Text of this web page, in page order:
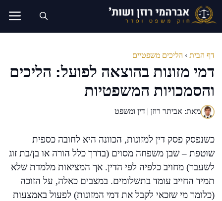
לדלג
לתוכן
דף הבית › הליכים משפטיים
דמי מזונות בהוצאה לפועל: הליכים
והסמכויות המשפטיות
מאת: אביתר רוזן | דין ומשפט
כשנפסק פסק דין למזונות, הכוונה היא לחובה כספית
שוטפת – שבן משפחה מסוים (בדרך כלל הורה או בן/בת זוג
לשעבר) מחויב כלפיה לפי הדין. אך המציאות מלמדת שלא
תמיד החייב עומד בתשלומים. במצבים כאלה, על הזוכה
(כלומר מי שזכאי לקבל את דמי המזונות) לפעול באמצעות